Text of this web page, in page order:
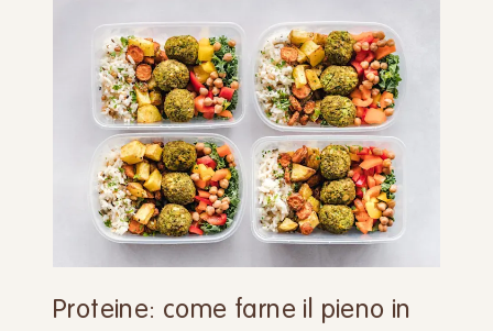
Proteine: come farne il pieno in